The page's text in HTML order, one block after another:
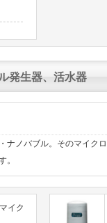
発生器、活水器
ナノバブル。そのマイク
。
イク